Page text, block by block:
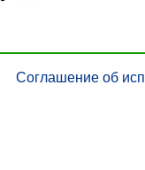
Соглашение об